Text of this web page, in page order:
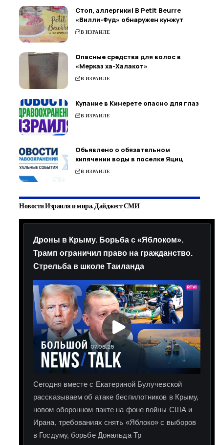
Стоп, аллергики! В Petit Beurre
«Вилли-Фуд» обнаружен кунжут
В ИЗРАИЛЕ
Опасные средства для волос в
«Мерказ ха-Халакот»
В ИЗРАИЛЕ
Купание в Кинерете опасно для глаз
В ИЗРАИЛЕ
Объявлено о обязательном
кипячении воды в поселке Яциц
В ИЗРАИЛЕ
Новости Израиля и мира. Дайджест СМИ